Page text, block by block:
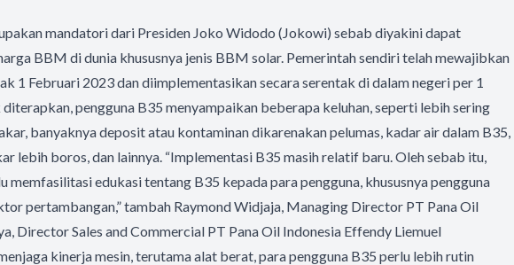
mandatori dari Presiden Joko Widodo (Jokowi) sebab diyakini dapat
BBM di dunia khususnya jenis BBM solar. Pemerintah sendiri telah mewajibkan
1 Februari 2023 dan diimplementasikan secara serentak di dalam negeri per 1
diterapkan, pengguna B35 menyampaikan beberapa keluhan, seperti lebih sering
banyaknya deposit atau kontaminan dikarenakan pelumas, kadar air dalam B35,
lebih boros, dan lainnya. “Implementasi B35 masih relatif baru. Oleh sebab itu,
memfasilitasi edukasi tentang B35 kepada para pengguna, khususnya pengguna
pertambangan,” tambah Raymond Widjaja, Managing Director PT Pana Oil
Director Sales and Commercial PT Pana Oil Indonesia Effendy Liemuel
kinerja mesin, terutama alat berat, para pengguna B35 perlu lebih rutin